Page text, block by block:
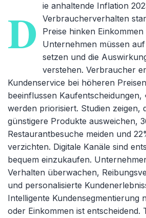
D ie anhaltende Inflation
Verbraucherverhalten
Preise hinken
Unternehmen müssen
setzen und die
verstehen. Verbraucher
Kundenservice bei höheren
beeinflussen Kaufentscheidungen,
werden priorisiert. Studien zeigen,
günstigere Produkte ausweichen,
Restaurantbesuche meiden und
verzichten. Digitale Kanäle sind
bequem einzukaufen.
Verhalten überwachen,
und personalisierte
Intelligente Kundensegmentierung
oder Einkommen ist entscheidend.